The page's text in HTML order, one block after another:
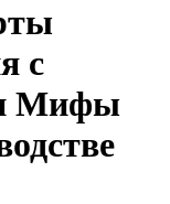
с
Мифы